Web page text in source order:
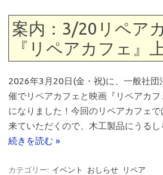
案内：3/20リペア
『リペアカフェ』
2026年3月20日(金・祝)に、一般社団
催でリペアカフェと映画『リペアカ
になりました！今回のリペアカフェ
来ていただくので、木工製品にうる
続きを読む »
カテゴリー: イベント おしらせ リペア